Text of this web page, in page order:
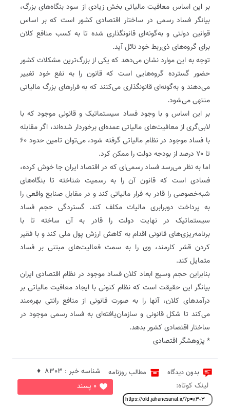
بر این اساس معافیت مالیاتی بخش زیادی از سود بنگاه‌های بزرگ،
بیانگر فساد رسمی در ساختار اقتصادی کشور است که بر اساس
قوانین دولتی و به‌گونه‌ای قانونگذاری شده تا به کسب منافع کلان
برای گروه‌های ذی‌ربط خود نائل آید.
توجه به این موارد نشان می‌دهد که یکی از بزرگ‌ترین مشکلات کشور
حضور گسترده گروه‌هایی است که قانون را به نفع خود تغییر
می‌دهند و به‌گونه‌ای قانونگذاری می‌کنند که به فرار‌های بزرگ مالیاتی
منتهی می‌شود.
بر این اساس و با وجود فساد سیستماتیک و قانونی موجود که با
لابی‌گری از معافیت‌های مالیاتی عمده‌ای برخوردار شده‌اند، اگر مقابله
با فساد موجود در نظام مالیاتی گرفته شود، می‌توان تامین حدود ۶۰
تا ۷۰ درصد از بودجه دولت را ممکن کرد.
اما به نظر می‌رسد فساد رسمی‌ای که در اقتصاد ایران جا خوش کرده،
فسادی است که قانون آن را به رسمیت شناخته تا بنگاه‌های
شبه‌خصوصی را قادر به فرار مالیاتی کند و در مقابل صنایع واقعی را
به پرداخت دوبرابری مالیات مکلف کند‌. گستردگی حجم فساد
سیستماتیک در نهایت دولت را قادر به آن ساخته تا با
برنامه‌ریزی‌های قانونی اقدام به کاهش ارزش پول ملی کند و با فقیر
کردن قشر کارمند، وی را به سمت فعالیت‌های مبتنی بر فساد
متمایل کند‌.
بنابراین حجم وسیع ابعاد کلان فساد موجود در نظام اقتصادی ایران
بیانگر این حقیقت است که نظام کنونی با ایجاد معافیت مالیاتی بر
درآمدهای کلان، آنها را به صورت قانونی از منافع رانتی بهره‌مند
می‌کند تا شکل قانونی و سازمان‌یافته‌ای به فساد رسمی موجود در
ساختار اقتصادی کشور بدهد.
* پژوهشگر اقتصادی
بدون دیدگاه مطالب روزنامه
0 پسند
شناسه خبر : 8303 ♦
لینک کوتاه: